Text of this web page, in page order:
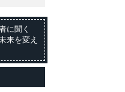
に聞く
来を変え